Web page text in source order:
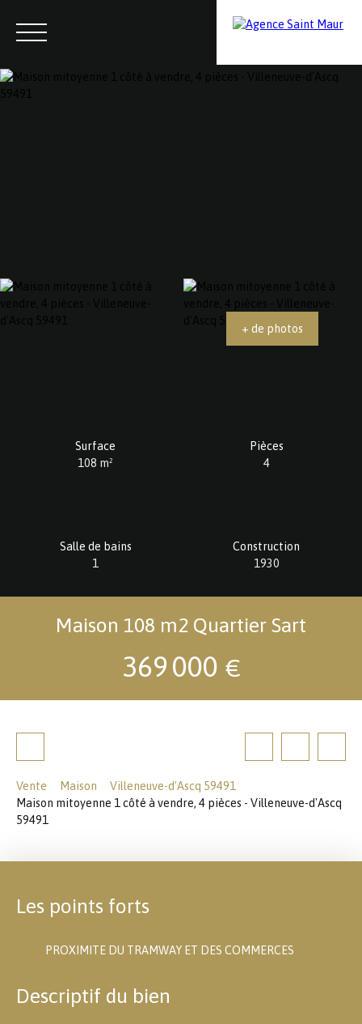
+ de photos
Surface
108 m²
Pièces
4
Salle de bains
1
Construction
1930
Maison 108 m2 Quartier Sart
369 000 €
Vente Maison
Villeneuve-d'Ascq 59491
Maison mitoyenne 1 côté à vendre, 4 pièces - Villeneuve-d'Ascq
59491
Les points forts
PROXIMITE DU TRAMWAY ET DES COMMERCES
Descriptif du bien